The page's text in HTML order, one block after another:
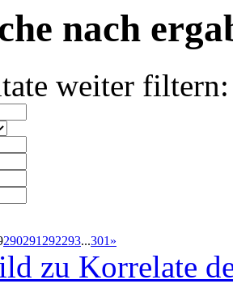
nach
weiter filtern:
290291292293...301»